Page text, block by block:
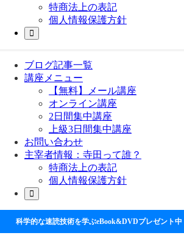
特商法上の表記
個人情報保護方針
ブログ記事一覧
講座メニュー
【無料】メール講座
オンライン講座
2日間集中講座
上級3日間集中講座
お問い合わせ
主宰者情報：寺田って誰？
特商法上の表記
個人情報保護方針
科学的な速読技術を学ぶeBook&DVDプレゼント中